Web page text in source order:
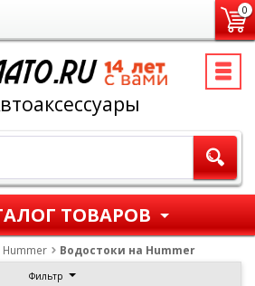
0
ТОВАРОВ
Hummer Водостоки на Hummer
Фильтр